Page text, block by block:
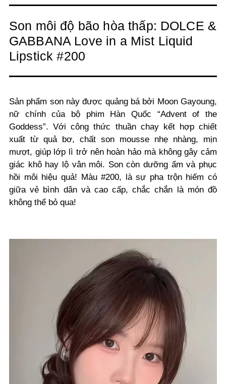
Son môi độ bão hòa thấp: DOLCE &
GABBANA Love in a Mist Liquid
Lipstick #200
Sản phẩm son này được quảng bá bởi Moon Gayoung,
nữ chính của bộ phim Hàn Quốc “Advent of the
Goddess”. Với công thức thuần chay kết hợp chiết
xuất từ quả bơ, chất son mousse nhẹ nhàng, mịn
mượt, giúp lớp lì trở nên hoàn hảo mà không gây cảm
giác khô hay lộ vân môi. Son còn dưỡng ẩm và phục
hồi môi hiệu quả! Màu #200, là sự pha trộn hiếm có
giữa vẻ bình dân và cao cấp, chắc chắn là món đồ
không thể bỏ qua!